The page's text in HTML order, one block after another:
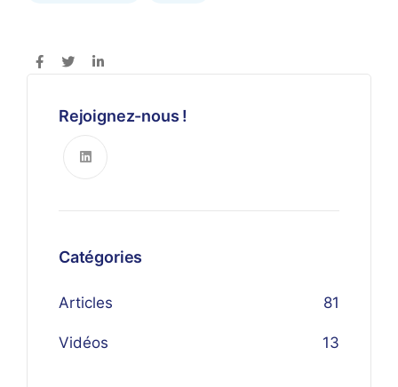
Rejoignez-nous !
Catégories
Articles 81
Vidéos 13